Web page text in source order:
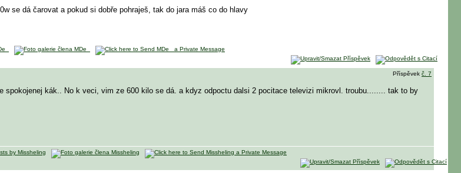
se dá čarovat a pokud si dobře pohraješ, tak do jara máš co do hlavy
Příspěvek č. 7
spokojenej kák.. No k veci, vim ze 600 kilo se dá. a kdyz odpoctu dalsi 2 pocitace televizi mikrovl. troubu........ tak to by